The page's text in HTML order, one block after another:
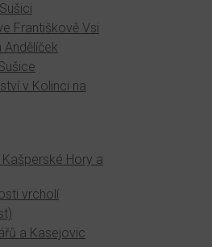
Františkově Vsi
v Kolinci na
Hory a
vrcholí
a Kasejovic